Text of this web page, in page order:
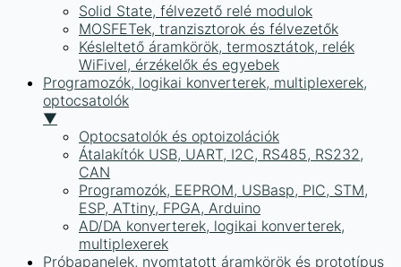
Solid State, félvezető relé modulok
MOSFETek, tranzisztorok és félvezetők
Késleltető áramkörök, termosztátok, relék
WiFivel, érzékelők és egyebek
Programozók, logikai konverterek, multiplexerek,
optocsatolók
▼
Optocsatolók és optoizolációk
Átalakítók USB, UART, I2C, RS485, RS232,
CAN
Programozók, EEPROM, USBasp, PIC, STM,
ESP, ATtiny, FPGA, Arduino
AD/DA konverterek, logikai konverterek,
multiplexerek
Próbapanelek, nyomtatott áramkörök és prototípus